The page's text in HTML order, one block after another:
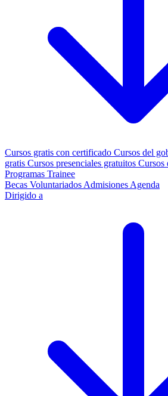
Cursos gratis con certificado Cursos del
gratis Cursos presenciales gratuitos Cursos
Programas Trainee
Becas Voluntariados Admisiones Agenda
Dirigido a